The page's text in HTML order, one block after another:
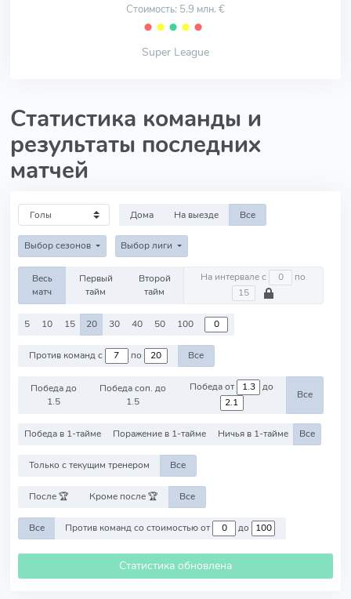
Стоимость: 5.9 млн. €
⬤ ⬤ ⬤ ⬤ ⬤
Super League
Статистика команды и
результаты последних
матчей
Дома На выезде Все
Выбор сезонов Выбор лиги
Весь
матч
Первый
тайм
Второй
тайм
На интервале с по
5 10 15 20 30 40 50 100
Против команд с по Все
Победа до
1.5
Победа соп. до
1.5
Победа от до
Все
Победа в 1-тайме Поражение в 1-тайме Ничья в 1-тайме Все
Только с текущим тренером Все
После 🏆 Кроме после 🏆 Все
Все Против команд со стоимостью от до
Статистика обновлена